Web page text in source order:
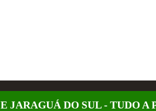
JARAGUÁ DO SUL - TUDO A